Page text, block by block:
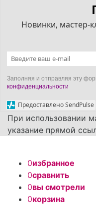
Новинки, мастер-
Заполняя и отправляя эту
конфиденциальности
Предоставлено SendPulse
При использовании
указание прямой
0избранное
0сравнить
0вы смотрели
0корзина